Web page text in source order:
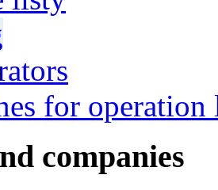
for operation
companies